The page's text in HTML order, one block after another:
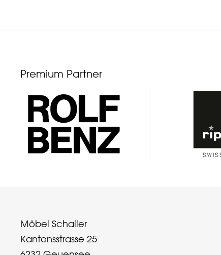
Premium Partner
Möbel Schaller
Kantonsstrasse 25